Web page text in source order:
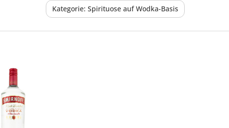
Kategorie: Spirituose auf Wodka-Basis